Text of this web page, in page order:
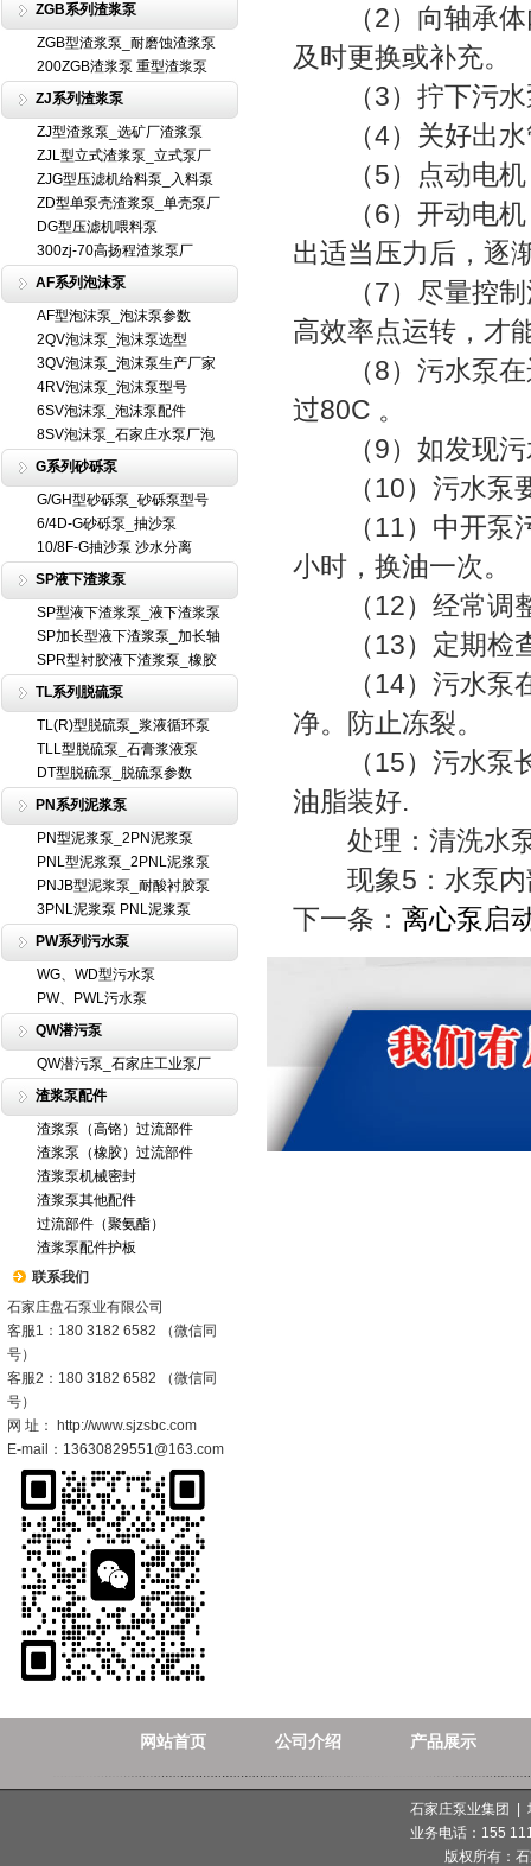
ZGB系列渣浆泵
ZGB型渣浆泵_耐磨蚀渣浆泵
200ZGB渣浆泵 重型渣浆泵
ZJ系列渣浆泵
ZJ型渣浆泵_选矿厂渣浆泵
ZJL型立式渣浆泵_立式泵厂
ZJG型压滤机给料泵_入料泵
ZD型单泵壳渣浆泵_单壳泵厂
DG型压滤机喂料泵
300zj-70高扬程渣浆泵厂
AF系列泡沫泵
AF型泡沫泵_泡沫泵参数
2QV泡沫泵_泡沫泵选型
3QV泡沫泵_泡沫泵生产厂家
4RV泡沫泵_泡沫泵型号
6SV泡沫泵_泡沫泵配件
8SV泡沫泵_石家庄水泵厂泡
G系列砂砾泵
G/GH型砂砾泵_砂砾泵型号
6/4D-G砂砾泵_抽沙泵
10/8F-G抽沙泵 沙水分离
SP液下渣浆泵
SP型液下渣浆泵_液下渣浆泵
SP加长型液下渣浆泵_加长轴
SPR型衬胶液下渣浆泵_橡胶
TL系列脱硫泵
TL(R)型脱硫泵_浆液循环泵
TLL型脱硫泵_石膏浆液泵
DT型脱硫泵_脱硫泵参数
PN系列泥浆泵
PN型泥浆泵_2PN泥浆泵
PNL型泥浆泵_2PNL泥浆泵
PNJB型泥浆泵_耐酸衬胶泵
3PNL泥浆泵 PNL泥浆泵
PW系列污水泵
WG、WD型污水泵
PW、PWL污水泵
QW潜污泵
QW潜污泵_石家庄工业泵厂
渣浆泵配件
渣浆泵（高铬）过流部件
渣浆泵（橡胶）过流部件
渣浆泵机械密封
渣浆泵其他配件
过流部件（聚氨酯）
渣浆泵配件护板
联系我们
石家庄盘石泵业有限公司
客服1：180 3182 6582 （微信同
号）
客服2：180 3182 6582 （微信同
号）
网 址： http://www.sjzsbc.com
E-mail：13630829551@163.com
（2）向轴承体
及时更换或补充。
（3）拧下污水
（4）关好出水
（5）点动电机
（6）开动电机
出适当压力后，逐
（7）尽量控制
高效率点运转，才
（8）污水泵在
过80C 。
（9）如发现污
（10）污水泵要
（11）中开泵污
小时，换油一次。
（12）经常调整
（13）定期检查
（14）污水泵在
净。防止冻裂。
（15）污水泵长
油脂装好.
处理：清洗水泵
现象5：水泵内
下一条： 离心泵启
网站首页 公司介绍 产品展示
石家庄泵业集团 |
业务电话：155
版权所有：